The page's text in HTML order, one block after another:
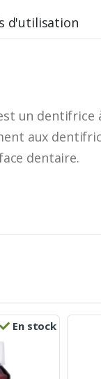
d'utilisation
un
aux
dentaire.
En stock